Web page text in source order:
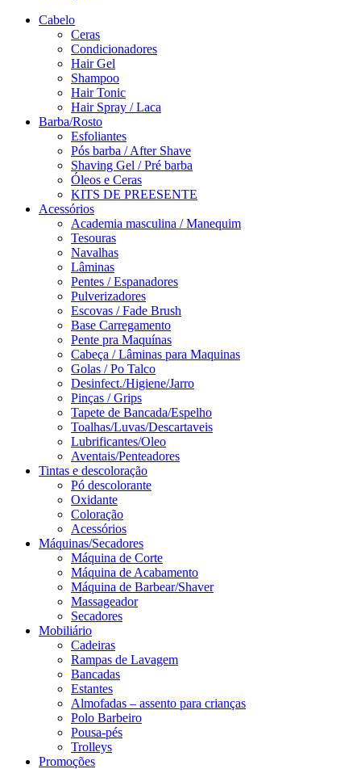
Cabelo
Ceras
Condicionadores
Hair Gel
Shampoo
Hair Tonic
Hair Spray / Laca
Barba/Rosto
Esfoliantes
Pós barba / After Shave
Shaving Gel / Pré barba
Óleos e Ceras
KITS DE PREESENTE
Acessórios
Academia masculina / Manequim
Tesouras
Navalhas
Lâminas
Pentes / Espanadores
Pulverizadores
Escovas / Fade Brush
Base Carregamento
Pente pra Maquínas
Cabeça / Lâminas para Maquinas
Golas / Po Talco
Desinfect./Higiene/Jarro
Pinças / Grips
Tapete de Bancada/Espelho
Toalhas/Luvas/Descartaveis
Lubrificantes/Oleo
Aventais/Penteadores
Tintas e descoloração
Pó descolorante
Oxidante
Coloração
Acessórios
Máquinas/Secadores
Máquina de Corte
Máquina de Acabamento
Máquina de Barbear/Shaver
Massageador
Secadores
Mobiliário
Cadeiras
Rampas de Lavagem
Bancadas
Estantes
Almofadas – assento para crianças
Polo Barbeiro
Pousa-pés
Trolleys
Promoções